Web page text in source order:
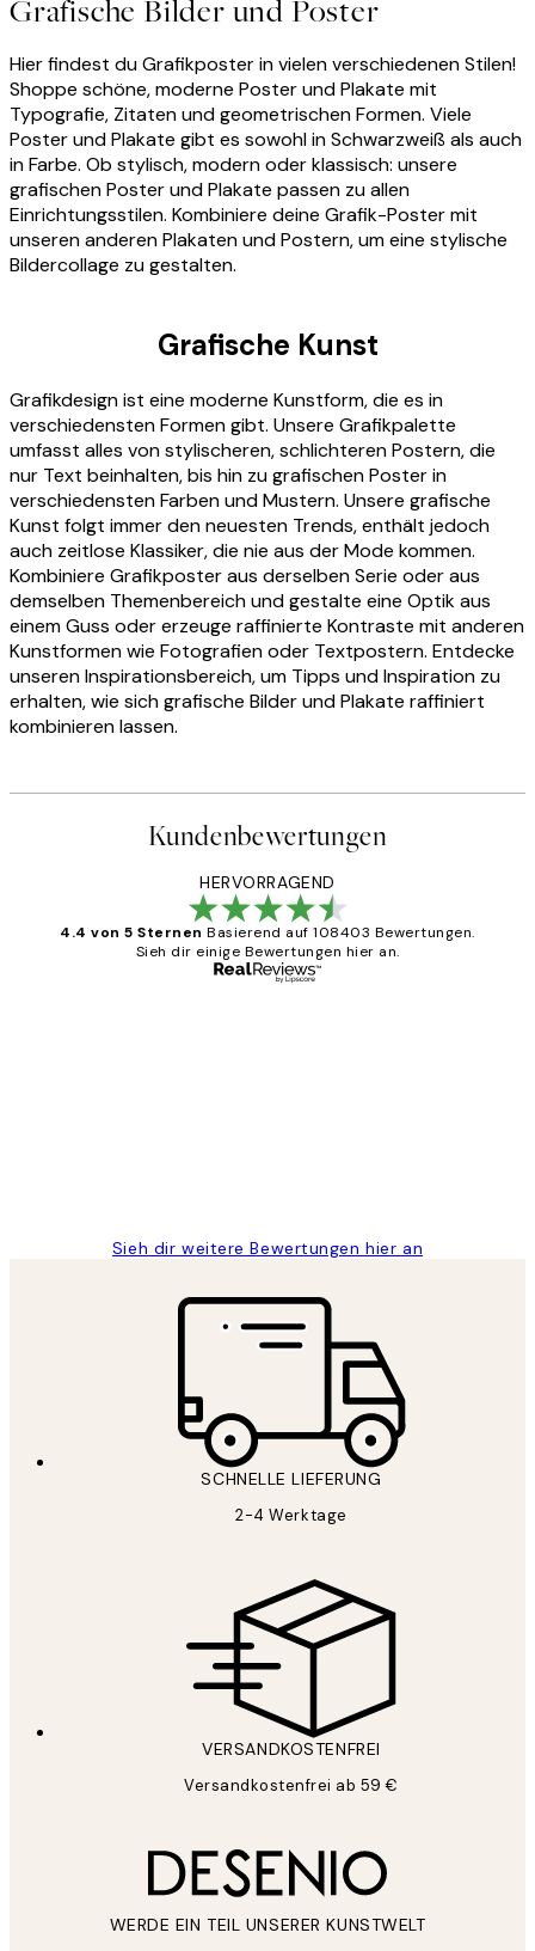
Grafische Bilder und Poster
Hier findest du Grafikposter in vielen verschiedenen Stilen!
Shoppe schöne, moderne Poster und Plakate mit
Typografie, Zitaten und geometrischen Formen. Viele
Poster und Plakate gibt es sowohl in Schwarzweiß als auch
in Farbe. Ob stylisch, modern oder klassisch: unsere
grafischen Poster und Plakate passen zu allen
Einrichtungsstilen. Kombiniere deine Grafik-Poster mit
unseren anderen Plakaten und Postern, um eine stylische
Bildercollage zu gestalten.
Grafische Kunst
Grafikdesign ist eine moderne Kunstform, die es in
verschiedensten Formen gibt. Unsere Grafikpalette
umfasst alles von stylischeren, schlichteren Postern, die
nur Text beinhalten, bis hin zu grafischen Poster in
verschiedensten Farben und Mustern. Unsere grafische
Kunst folgt immer den neuesten Trends, enthält jedoch
auch zeitlose Klassiker, die nie aus der Mode kommen.
Kombiniere Grafikposter aus derselben Serie oder aus
demselben Themenbereich und gestalte eine Optik aus
einem Guss oder erzeuge raffinierte Kontraste mit anderen
Kunstformen wie Fotografien oder Textpostern. Entdecke
unseren Inspirationsbereich, um Tipps und Inspiration zu
erhalten, wie sich grafische Bilder und Plakate raffiniert
kombinieren lassen.
Kundenbewertungen
HERVORRAGEND
4.4 von 5 Sternen Basierend auf 108403 Bewertungen.
Sieh dir einige Bewertungen hier an.
Sieh dir weitere Bewertungen hier an
SCHNELLE LIEFERUNG
2-4 Werktage
VERSANDKOSTENFREI
Versandkostenfrei ab 59 €
WERDE EIN TEIL UNSERER KUNSTWELT